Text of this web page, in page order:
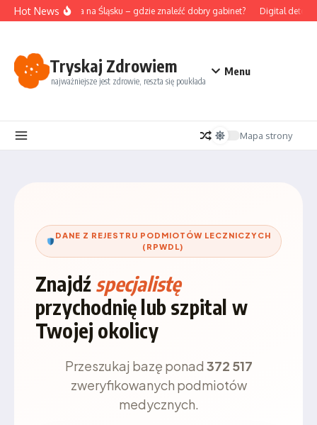
Przejdź do treści
Hot News
Akupunktura na Śląsku – gdzie znaleźć dobry gabinet? Digital detox i jego
Tryskaj Zdrowiem
najważniejsze jest zdrowie, reszta się poukłada
Menu
Mapa strony
DANE Z REJESTRU PODMIOTÓW LECZNICZYCH
(RPWDL)
Znajdź specjalistę
przychodnię lub szpital w
Twojej okolicy
Przeszukaj bazę ponad 372 517
zweryfikowanych podmiotów
medycznych.